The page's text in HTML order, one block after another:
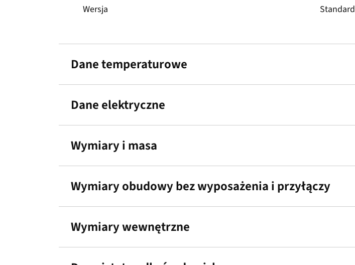
Wersja Standard
Dane temperaturowe
Dane elektryczne
Wymiary i masa
Wymiary obudowy bez wyposażenia i przyłączy
Wymiary wewnętrzne